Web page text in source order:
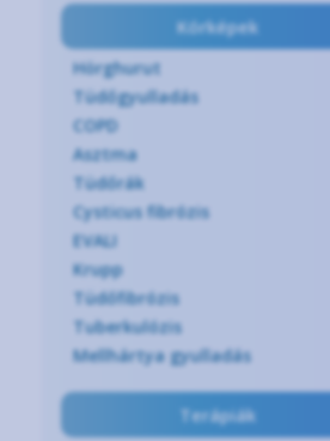
Kórképek
Hörghurut
Tüdőgyulladás
COPD
Asztma
Tüdőrák
Cysticus fibrózis
EVALI
Krupp
Tüdőfibrózis
Tuberkulózis
Mellhártya gyulladás
Terápiák